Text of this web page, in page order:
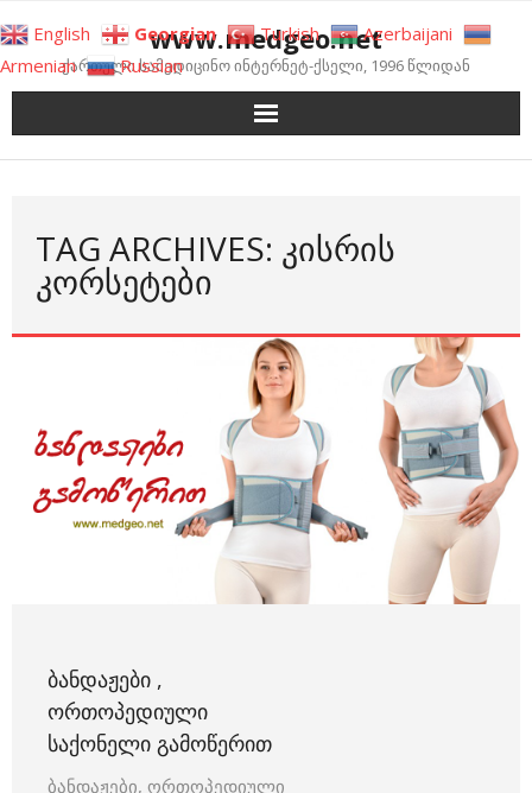
to
content
www.medgeo.net
ქართული სამედიცინო ინტერნეტ-ქსელი, 1996 წლიდან
TAG ARCHIVES: ᲙᲘᲡᲠᲘᲡ
ᲙᲝᲠᲡᲔᲢᲔᲑᲘ
ᲑᲐᲜᲓᲐᲟᲔᲑᲘ ,
ᲝᲠᲗᲝᲞᲔᲓᲘᲣᲚᲘ
ᲡᲐᲥᲝᲜᲔᲚᲘ ᲒᲐᲛᲝᲬᲔᲠᲘᲗ
ბანდაჟები, ორთოპედიული
English Georgian Turkish
Azerbaijani
Armenian
Russian